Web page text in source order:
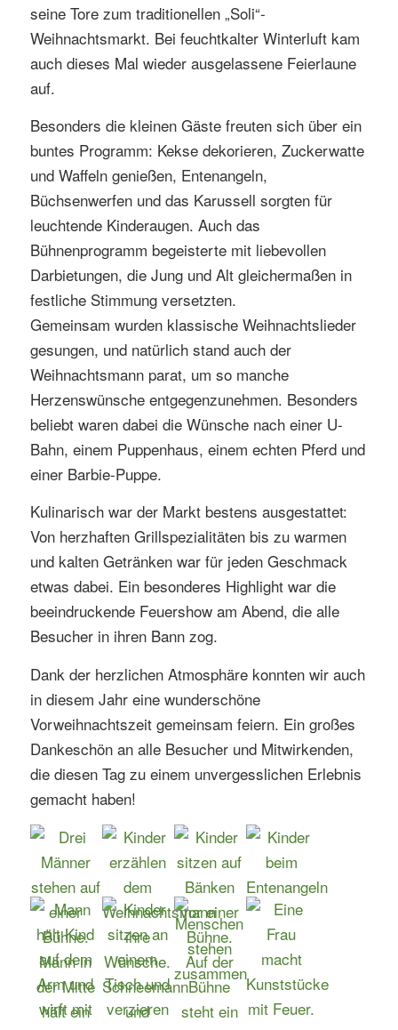
seine Tore zum traditionellen „Soli“-
Weihnachtsmarkt. Bei feuchtkalter Winterluft kam
auch dieses Mal wieder ausgelassene Feierlaune
auf.
Besonders die kleinen Gäste freuten sich über ein
buntes Programm: Kekse dekorieren, Zuckerwatte
und Waffeln genießen, Entenangeln,
Büchsenwerfen und das Karussell sorgten für
leuchtende Kinderaugen. Auch das
Bühnenprogramm begeisterte mit liebevollen
Darbietungen, die Jung und Alt gleichermaßen in
festliche Stimmung versetzten.
Gemeinsam wurden klassische Weihnachtslieder
gesungen, und natürlich stand auch der
Weihnachtsmann parat, um so manche
Herzenswünsche entgegenzunehmen. Besonders
beliebt waren dabei die Wünsche nach einer U-
Bahn, einem Puppenhaus, einem echten Pferd und
einer Barbie-Puppe.
Kulinarisch war der Markt bestens ausgestattet:
Von herzhaften Grillspezialitäten bis zu warmen
und kalten Getränken war für jeden Geschmack
etwas dabei. Ein besonderes Highlight war die
beeindruckende Feuershow am Abend, die alle
Besucher in ihren Bann zog.
Dank der herzlichen Atmosphäre konnten wir auch
in diesem Jahr eine wunderschöne
Vorweihnachtszeit gemeinsam feiern. Ein großes
Dankeschön an alle Besucher und Mitwirkenden,
die diesen Tag zu einem unvergesslichen Erlebnis
gemacht haben!